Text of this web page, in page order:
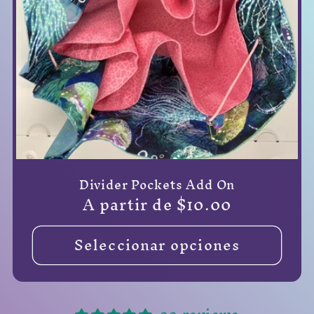
Divider Pockets Add On
Precio
habitual
A partir de $10.00
Seleccionar opciones